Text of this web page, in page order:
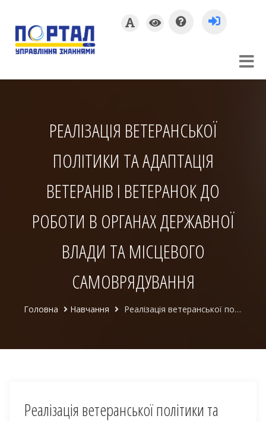
РЕАЛІЗАЦІЯ ВЕТЕРАНСЬКОЇ
ПОЛІТИКИ ТА АДАПТАЦІЯ
ВЕТЕРАНІВ І ВЕТЕРАНОК ДО
РОБОТИ В ОРГАНАХ ДЕРЖАВНОЇ
ВЛАДИ ТА МІСЦЕВОГО
САМОВРЯДУВАННЯ
Головна Навчання Реалізація ветеранської політики та адаптація ветеранів і ветеранок до роботи в органах державної влади та місцевого самоврядування
Реалізація ветеранської політики та